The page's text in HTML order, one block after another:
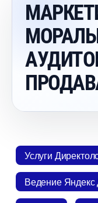
Услуги
едение Яндекс